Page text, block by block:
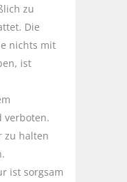
zu
Die
nichts mit
ist
verboten.
zu halten
ist sorgsam